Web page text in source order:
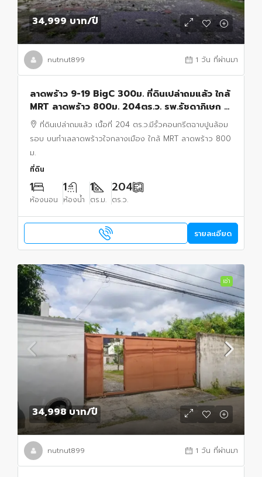
34,999 บาท/ปี
nutnut899 1 วัน ที่ผ่านมา
ลาดพร้าว 9-19 BigC 300ม. ที่ดินเปล่าถมแล้ว ใกล้
MRT ลาดพร้าว 800ม. 204ตร.ว. รพ.รัชดาภิเษก 2
กม.ที่ดินเปล่าถมแล้ว เนื้อที่ 204 ตร.ว.มีรั้วคอนกรีตฉาบปูนล้อม
รอบ บนทำเลลาดพร้าวใจกลางเมือง ใกล้ MRT ลาดพร้าว 800
ม.
ที่ดิน
1
ห้องนอน
1
ห้องน้ำ
1
ตร.ม.
204
ตร.ว.
รายละเอียด
เช่า
34,998 บาท/ปี
nutnut899 1 วัน ที่ผ่านมา